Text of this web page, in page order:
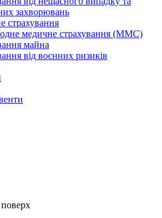
захворювань
страхування
медичне страхування (ММС)
майна
від воєнних ризиків